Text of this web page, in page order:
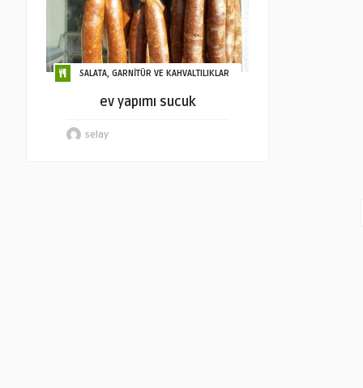
SALATA, GARNİTÜR VE KAHVALTILIKLAR
ev yapımı sucuk
selay